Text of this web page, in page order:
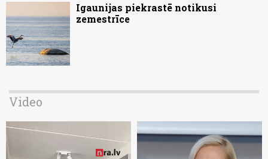
Igaunijas piekrastē notikusi
zemestrīce
Video